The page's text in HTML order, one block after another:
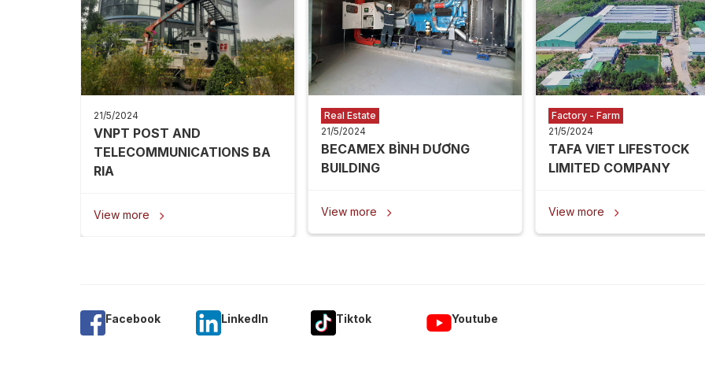
21/5/2024
VNPT POST AND
TELECOMMUNICATIONS BA
RIA
View more 
Real Estate
21/5/2024
BECAMEX BÌNH DƯƠNG
BUILDING
View more 
Factory - Farm
21/5/2024
TAFA VIET LIFESTOCK
LIMITED COMPANY
View more 
Facebook Linkedln Tiktok Youtube